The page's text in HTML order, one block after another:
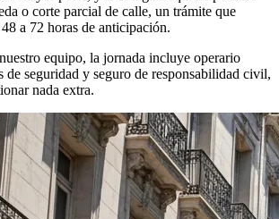
o corte parcial de calle, un trámite que
a 72 horas de anticipación.
equipo, la jornada incluye operario
de seguridad y seguro de responsabilidad civil,
nada extra.